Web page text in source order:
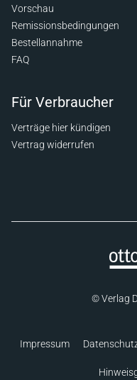
Vorschau
Remissionsbedingungen
Bestellannahme
FAQ
Für Verbraucher
Verträge hier kündigen
Vertrag widerrufen
© Verlag
Impressum